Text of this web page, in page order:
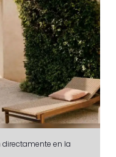
en la